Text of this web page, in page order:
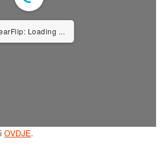
Loading ...
OVDJE.